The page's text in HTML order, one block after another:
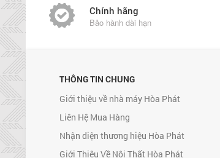
Chính hãng
Bảo hành dài hạn
THÔNG TIN CHUNG
Giới thiệu về nhà máy Hòa Phát
Liên Hệ Mua Hàng
Nhận diện thương hiệu Hòa Phát
Giới Thiệu Về Nội Thất Hòa Phát